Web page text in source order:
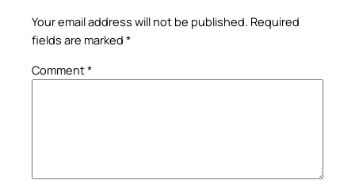
Your email address will not be published. Required
fields are marked *
Comment*